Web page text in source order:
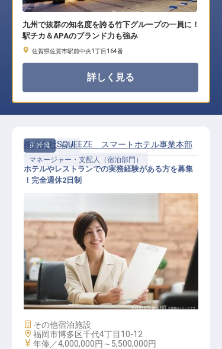
九州で抜群の知名度を誇る竹下グループの一員に！
駅チカ＆APAのブランド力も強み
佐賀県佐賀市駅前中央1丁目164番
詳しく見る
正社員
宿泊
マネージャー・支配人（宿泊部門）
ホテルプロデューサー
株式会社SQUEEZE スマートホテル事業本部
ホテルやレストランでの実務経験がある方を募集
！完全週休2日制
施設業態
その他宿泊施設
勤務地
福岡市博多区千代4丁目10-12
給与
年俸／4,000,000円～ 5,500,000円